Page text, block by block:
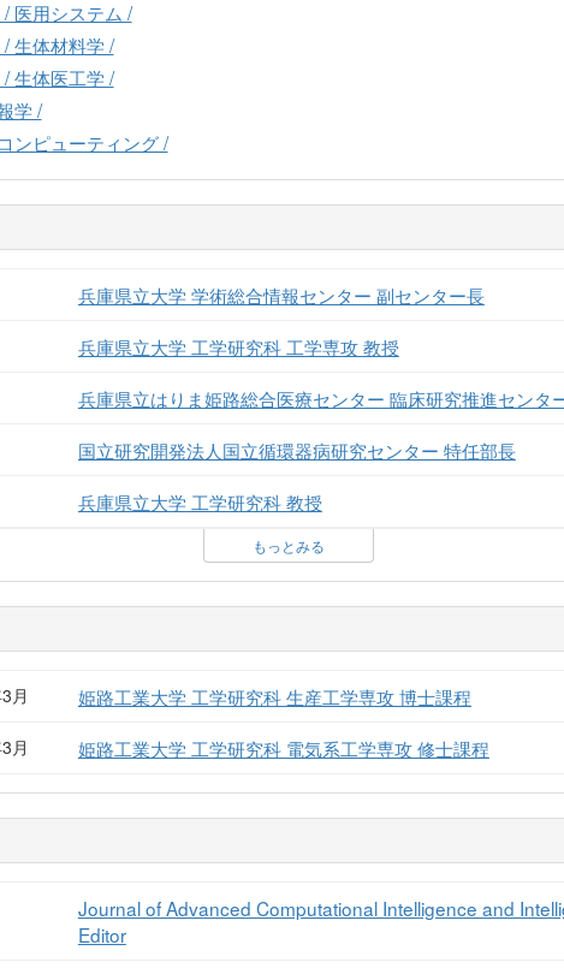
医用システム /
生体材料学 /
生体医工学 /
学 /
ンピューティング /
兵庫県立大学 学術総合情報センター 副センター長
兵庫県立大学 工学研究科 工学専攻 教授
兵庫県立はりま姫路総合医療センター 臨床研究推進センタ
国立研究開発法人国立循環器病研究センター 特任部長
兵庫県立大学 工学研究科 教授
もっとみる
月 姫路工業大学 工学研究科 生産工学専攻 博士課程
月 姫路工業大学 工学研究科 電気系工学専攻 修士課程
Journal of Advanced Computational Intelligence and
Editor